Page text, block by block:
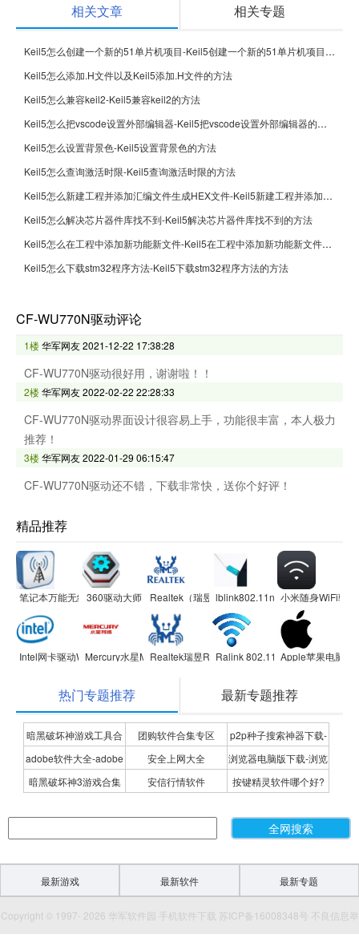
相关文章 相关专题
Keil5怎么创建一个新的51单片机项目-Keil5创建一个新的51单片机项目的方法
Keil5怎么添加.H文件以及Keil5添加.H文件的方法
Keil5怎么兼容keil2-Keil5兼容keil2的方法
Keil5怎么把vscode设置外部编辑器-Keil5把vscode设置外部编辑器的方法
Keil5怎么设置背景色-Keil5设置背景色的方法
Keil5怎么查询激活时限-Keil5查询激活时限的方法
Keil5怎么新建工程并添加汇编文件生成HEX文件-Keil5新建工程并添加汇编文件生成HEX文件的方法
Keil5怎么解决芯片器件库找不到-Keil5解决芯片器件库找不到的方法
Keil5怎么在工程中添加新功能新文件-Keil5在工程中添加新功能新文件的方法
Keil5怎么下载stm32程序方法-Keil5下载stm32程序方法的方法
CF-WU770N驱动评论
1楼华军网友2021-12-22 17:38:28
CF-WU770N驱动很好用，谢谢啦！！
2楼华军网友2022-02-22 22:28:33
CF-WU770N驱动界面设计很容易上手，功能很丰富，本人极力
推荐！
3楼华军网友2022-01-29 06:15:47
CF-WU770N驱动还不错，下载非常快，送你个好评！
精品推荐
笔记本万能无线网卡驱动
360驱动大师 Realtek（瑞昱）无线网卡驱动RTL8187
lblink802.11n无线网卡驱动程序
小米随身WiFi驱动
Intel网卡驱动Win10专版 64位Mercury水星MW150UM 2.0/MW150US 2.0无线网卡驱动
Realtek瑞昱RTL8111/RTL8168系列网卡驱动
Ralink 802.11n无线网卡驱动程序
Apple苹果电脑
热门专题推荐 最新专题推荐
暗黑破坏神游戏工具合
集
团购软件合集专区
p2p种子搜索神器下载-
P2P种子搜索神器专题
adobe软件大全-adobe
全系列软件下载-adobe
安全上网大全
浏览器电脑版下载-浏览
器下载合集
暗黑破坏神3游戏合集 安信行情软件
按键精灵软件哪个好?
最新游戏 最新软件 最新专题
Copyright © 1997- 2026 华军软件园 手机软件下载 苏ICP备16008348号 不良信息举